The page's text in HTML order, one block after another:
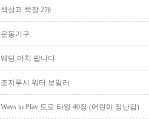
책상과 책장 2개
운동기구.
웨딩 아치 팝니다
조지루시 워터 보일러
Ways to Play 도로 타일 40장 (어린이 장난감)